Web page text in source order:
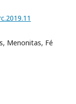
Menonitas, Fé